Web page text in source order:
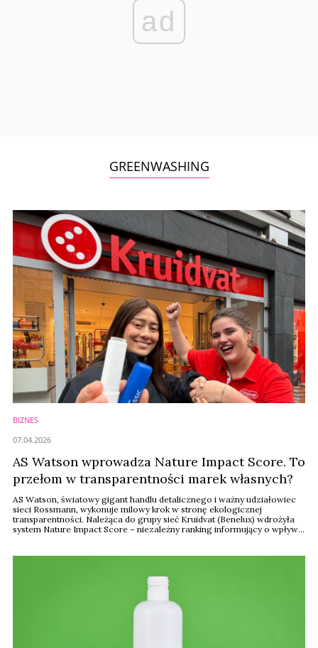
ad
GREENWASHING
BIZNES
AS Watson wprowadza Nature Impact Score. To
przełom w transparentności marek własnych?
AS Watson, światowy gigant handlu detalicznego i ważny udziałowiec
sieci Rossmann, wykonuje milowy krok w stronę ekologicznej
transparentności. Należąca do grupy sieć Kruidvat (Benelux) wdrożyła
system Nature Impact Score – niezależny ranking informujący o wpływie
odniesienia dla europejskiego ...
07.04.2026